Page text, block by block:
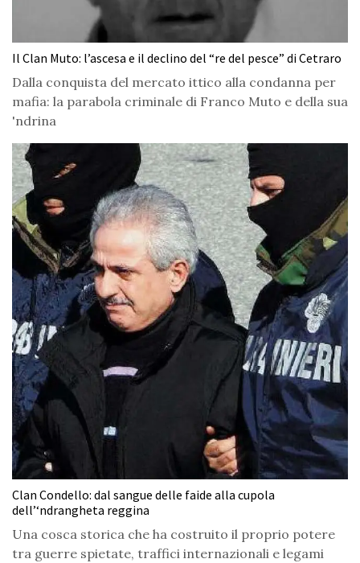
Il Clan Muto: l’ascesa e il declino del “re del pesce” di Cetraro
Dalla conquista del mercato ittico alla condanna per
mafia: la parabola criminale di Franco Muto e della sua
'ndrina
Clan Condello: dal sangue delle faide alla cupola
dell’‘ndrangheta reggina
Una cosca storica che ha costruito il proprio potere
tra guerre spietate, traffici internazionali e legami